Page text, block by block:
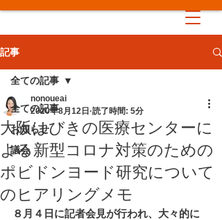
記事
全ての記事
お知らせ
議会
全ての記事
大阪はびきの医療センターに
よる新型コロナ対策のための
ポビドンヨード研究について
のヒアリングメモ
nonoueai
2020年8月12日 読了時間: 5分
８月４日に記者会見が行われ、大々的に